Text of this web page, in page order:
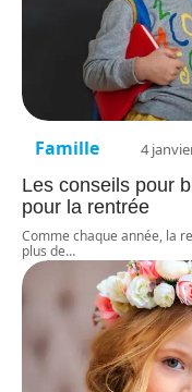
Famille 4
Les conseils pour
pour la rentrée
Comme chaque année, la
plus de…